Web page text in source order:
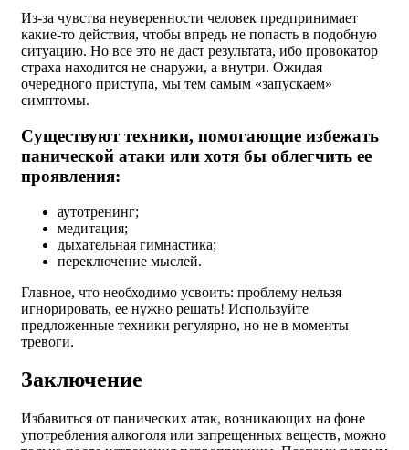
Из-за чувства неуверенности человек предпринимает
какие-то действия, чтобы впредь не попасть в подобную
ситуацию. Но все это не даст результата, ибо провокатор
страха находится не снаружи, а внутри. Ожидая
очередного приступа, мы тем самым «запускаем»
симптомы.
Существуют техники, помогающие избежать
панической атаки или хотя бы облегчить ее
проявления:
аутотренинг;
медитация;
дыхательная гимнастика;
переключение мыслей.
Главное, что необходимо усвоить: проблему нельзя
игнорировать, ее нужно решать! Используйте
предложенные техники регулярно, но не в моменты
тревоги.
Заключение
Избавиться от панических атак, возникающих на фоне
употребления алкоголя или запрещенных веществ, можно